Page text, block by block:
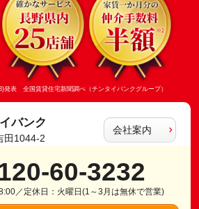
表 全国賃貸住宅新聞調べ（チンタイバンクグループ）
バンク
田1044-2
会社案内
60-3232
／定休日：火曜日(1～3月は無休で営業)